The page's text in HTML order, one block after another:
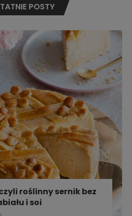
POSTY
czyli roślinny sernik bez
i soi